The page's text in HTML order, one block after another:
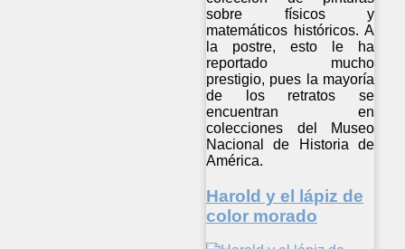
sobre físicos y
matemáticos históricos. A
la postre, esto le ha
reportado mucho
prestigio, pues la mayoría
de los retratos se
encuentran en
colecciones del Museo
Nacional de Historia de
América.
Harold y el lápiz de
color morado